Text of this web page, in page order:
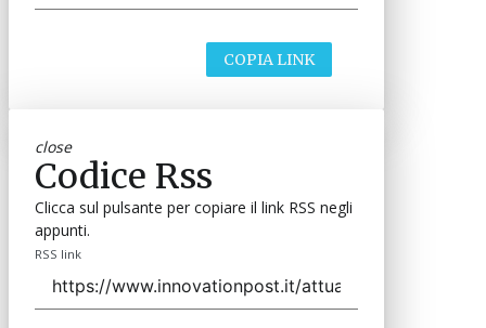
COPIA LINK
close
Codice Rss
Clicca sul pulsante per copiare il link RSS negli
appunti.
RSS link